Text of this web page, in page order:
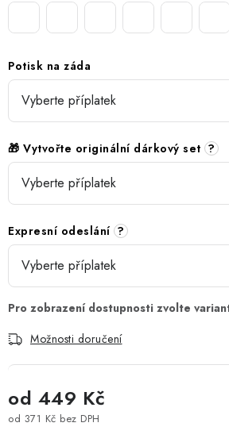
Potisk na záda
🎁 Vytvořte originální dárkový set ?
Expresní odeslání ?
Možnosti doručení
od 449 Kč
od 371 Kč bez DPH